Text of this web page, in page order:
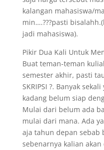
kalangan mahasiswa/
min….???pasti
jadi mahasiswa).
Pikir Dua Kali Untuk
Buat teman-teman
semester akhir, pasti
SKRIPSI ?. Banyak
kadang belum siap
Mulai dari belum ada
mulai dari mana. Ada
aja tahun depan sebab
sebenarnya kalian